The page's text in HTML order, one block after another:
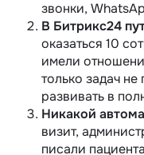
звонки,
В Битрикс24
оказаться 10
имели
только задач
развивать в
Никакой
визит,
писали